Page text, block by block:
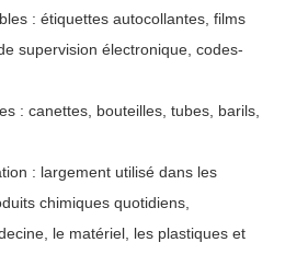
: étiquettes autocollantes, films
supervision électronique, codes-
: canettes, bouteilles, tubes, barils,
: largement utilisé dans les
chimiques quotidiens,
le matériel, les plastiques et